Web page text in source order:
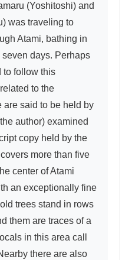
(Yoshitoshi) and
was traveling to
Atami, bathing in
days. Perhaps
to follow this
to the
are said to be held by
author) examined
copy held by the
more than five
center of Atami
an exceptionally fine
trees stand in rows
them are traces of a
in this area call
there are also